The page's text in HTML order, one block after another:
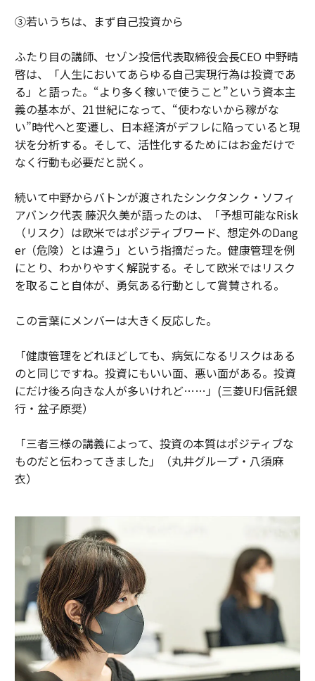
③若いうちは、まず自己投資から
ふたり目の講師、セゾン投信代表取締役会長CEO 中野晴
啓は、「人生においてあらゆる自己実現行為は投資であ
る」と語った。“より多く稼いで使うこと”という資本主
義の基本が、21世紀になって、“使わないから稼がな
い”時代へと変遷し、日本経済がデフレに陥っていると現
状を分析する。そして、活性化するためにはお金だけで
なく行動も必要だと説く。
続いて中野からバトンが渡されたシンクタンク・ソフィ
アバンク代表 藤沢久美が語ったのは、「予想可能なRisk
（リスク）は欧米ではポジティブワード、想定外のDang
er（危険）とは違う」という指摘だった。健康管理を例
にとり、わかりやすく解説する。そして欧米ではリスク
を取ること自体が、勇気ある行動として賞賛される。
この言葉にメンバーは大きく反応した。
「健康管理をどれほどしても、病気になるリスクはある
のと同じですね。投資にもいい面、悪い面がある。投資
にだけ後ろ向きな人が多いけれど……」(三菱UFJ信託銀
行・盆子原奨）
「三者三様の講義によって、投資の本質はポジティブな
ものだと伝わってきました」（丸井グループ・八須麻
衣）